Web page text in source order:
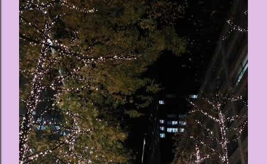
されています。その魅力をいくつかのかたまりに分けてご紹
介します。 🔑 1. コンセプトは「サンリオキャラが考える夢
のホテル」 デジタルメディア技術で世界的に知られるクリエ
イティブプロダクション「d'strict」が手掛けており、五感を
刺激する美しいデジタルアートとストーリー性の高い全11の
テーマブースで構成されています。 チェックインからスター
ト ：ピンクを基調とした華やかなエントランスロビーでルー
ムキーを受け取り、まるでホテルに滞在するかのような没入
感を味わいながら進んでいきます。ロビーではお花をまとっ
たポムポムプリンが出迎えてくれます。 幻想的な共有スペー
ス ：きらめく光に満ちたガーデンや、美しいボールルーム
（舞踏会）、さらには本物の砂を使ったピンク色の美しいビ